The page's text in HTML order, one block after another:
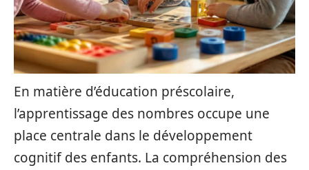
En matière d’éducation préscolaire,
l’apprentissage des nombres occupe une
place centrale dans le développement
cognitif des enfants. La compréhension des